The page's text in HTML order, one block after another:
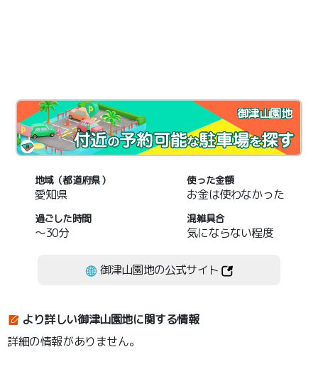
御津山園地
地域（都道府県）
愛知県
使った金額
お金は使わなかった
過ごした時間
～30分
混雑具合
気にならない程度
御津山園地の公式サイト
より詳しい御津山園地に関する情報
詳細の情報がありません。